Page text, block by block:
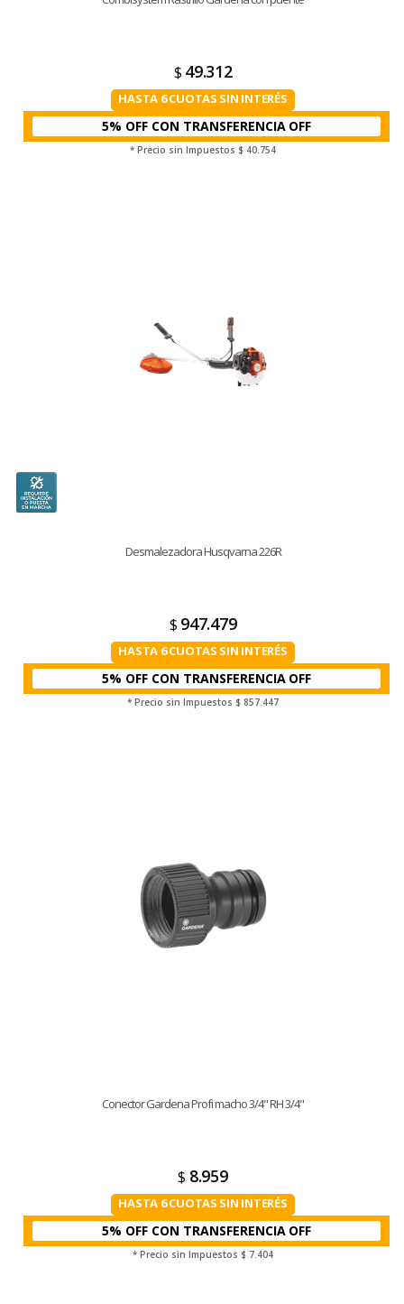
$ 49.312
HASTA 6 CUOTAS SIN INTERÉS
5% OFF CON TRANSFERENCIA
* Precio sin Impuestos $ 40.754
Desmalezadora Husqvarna 226R
$ 947.479
HASTA 6 CUOTAS SIN INTERÉS
5% OFF CON TRANSFERENCIA
* Precio sin Impuestos $ 857.447
Conector Gardena Profi macho 3/4" RH 3/4"
$ 8.959
HASTA 6 CUOTAS SIN INTERÉS
5% OFF CON TRANSFERENCIA
* Precio sin Impuestos $ 7.404